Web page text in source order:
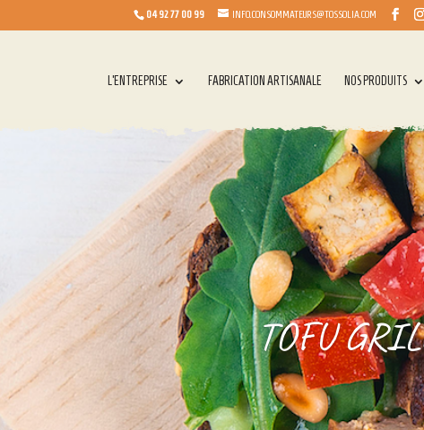
04 92 77 00 99 INFO.CONSOMMATEURS@TOSSOLIA.COM
L’ENTREPRISE FABRICATION ARTISANALE NOS PRODUITS
TOFU